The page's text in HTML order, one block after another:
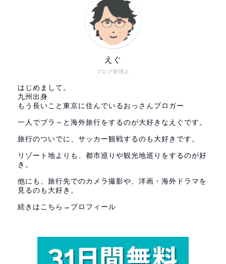
ブログ管理人
えぐ
はじめまして。
九州出身
もう長いこと東京に住んでいるおっさんブロガー
一人でブラ～と海外旅行をするのが大好きなえぐです。
旅行のついでに、サッカー観戦するのも大好きです。
リゾート地よりも、都市巡りや観光地巡りをするのが好
き。
他にも、旅行先でのカメラ撮影や、洋画・海外ドラマを
見るのも大好き。
続きはこちら→ プロフィール